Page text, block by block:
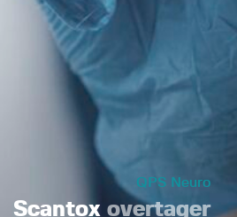
QPS Neuro
Scantox overtager